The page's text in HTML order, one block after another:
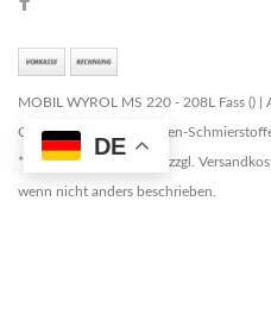
DE
MOBIL WYROL MS 220 - 208L Fass ()
Copyright © 2026 Marken-
* Alle Preise zzgl. MwSt. zzgl.
wenn nicht anders beschrieben.